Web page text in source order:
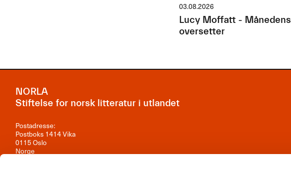
03.08.2026
Lucy Moffatt - Månedens
oversetter
NORLA
Stiftelse for norsk litteratur i utlandet
Postadresse:
Postboks 1414 Vika
0115 Oslo
Norge